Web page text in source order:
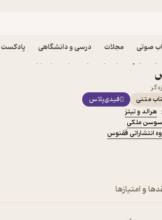
صوتی مجلات درسی و دانشگاهی پادکست
گر
متنی
فیدی‌پلاس
: هرالد و تیتز
سوسن ملکی
انتشاراتی ققنوس
و امتیازها